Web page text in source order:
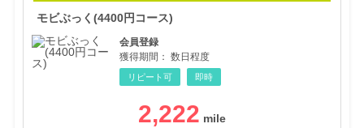
モビぶっく(4400円コース)
会員登録
獲得期間： 数日程度
リピート可 即時
2,222